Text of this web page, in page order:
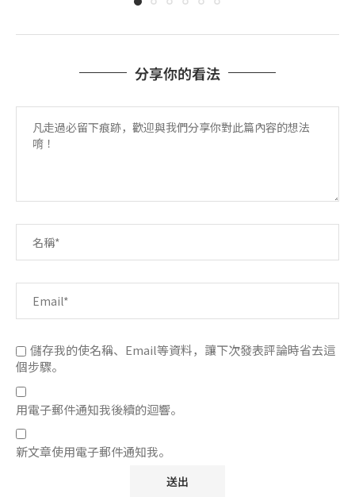
分享你的看法
儲存我的使名稱、Email等資料，讓下次發表評論時省去這
個步驟。
用電子郵件通知我後續的迴響。
新文章使用電子郵件通知我。